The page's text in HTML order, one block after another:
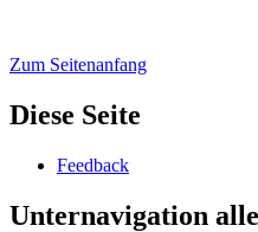
Zum Seitenanfang
Diese Seite
Feed­back
Unternavigation